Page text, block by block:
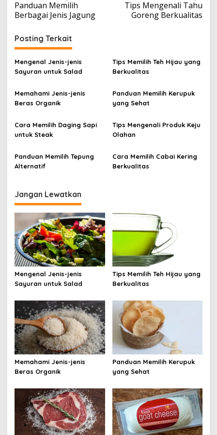
a
i
g
a
s
i
p
o
s
Panduan Memilih
Berbagai Jenis Jagung
Tips Mengenali Tahu
Goreng Berkualitas
Posting Terkait
Mengenal Jenis-jenis
Sayuran untuk Salad
Tips Memilih Teh Hijau yang
Berkualitas
Memahami Jenis-jenis
Beras Organik
Panduan Memilih Kerupuk
yang Sehat
Cara Memilih Daging Sapi
untuk Steak
Tips Mengenali Produk Keju
Olahan
Panduan Memilih Tepung
Alternatif
Cara Memilih Cabai Kering
Berkualitas
Jangan Lewatkan
Mengenal Jenis-jenis
Sayuran untuk Salad
Tips Memilih Teh Hijau yang
Berkualitas
Memahami Jenis-jenis
Beras Organik
Panduan Memilih Kerupuk
yang Sehat